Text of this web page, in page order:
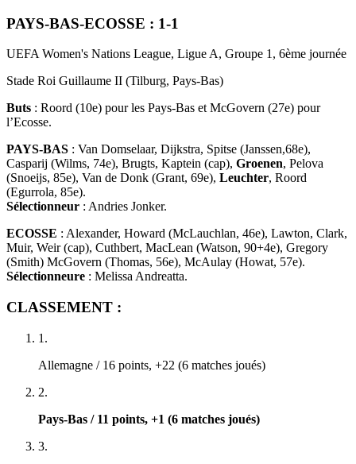
PAYS-BAS-ECOSSE : 1-1
UEFA Women's Nations League, Ligue A, Groupe 1, 6ème journée
Stade Roi Guillaume II (Tilburg, Pays-Bas)
Buts : Roord (10e) pour les Pays-Bas et McGovern (27e) pour
l’Ecosse.
PAYS-BAS : Van Domselaar, Dijkstra, Spitse (Janssen,68e),
Casparij (Wilms, 74e), Brugts, Kaptein (cap), Groenen, Pelova
(Snoeijs, 85e), Van de Donk (Grant, 69e), Leuchter, Roord
(Egurrola, 85e).
Sélectionneur : Andries Jonker.
ECOSSE : Alexander, Howard (McLauchlan, 46e), Lawton, Clark,
Muir, Weir (cap), Cuthbert, MacLean (Watson, 90+4e), Gregory
(Smith) McGovern (Thomas, 56e), McAulay (Howat, 57e).
Sélectionneure : Melissa Andreatta.
CLASSEMENT :
1 .
Allemagne / 16 points, +22 (6 matches joués)
2.
Pays-Bas / 11 points, +1 (6 matches joués)
3.